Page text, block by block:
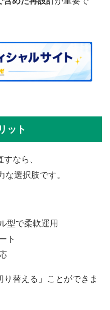
ット
なら、
選択肢です。
型で柔軟運用
ト
り替える」ことができま